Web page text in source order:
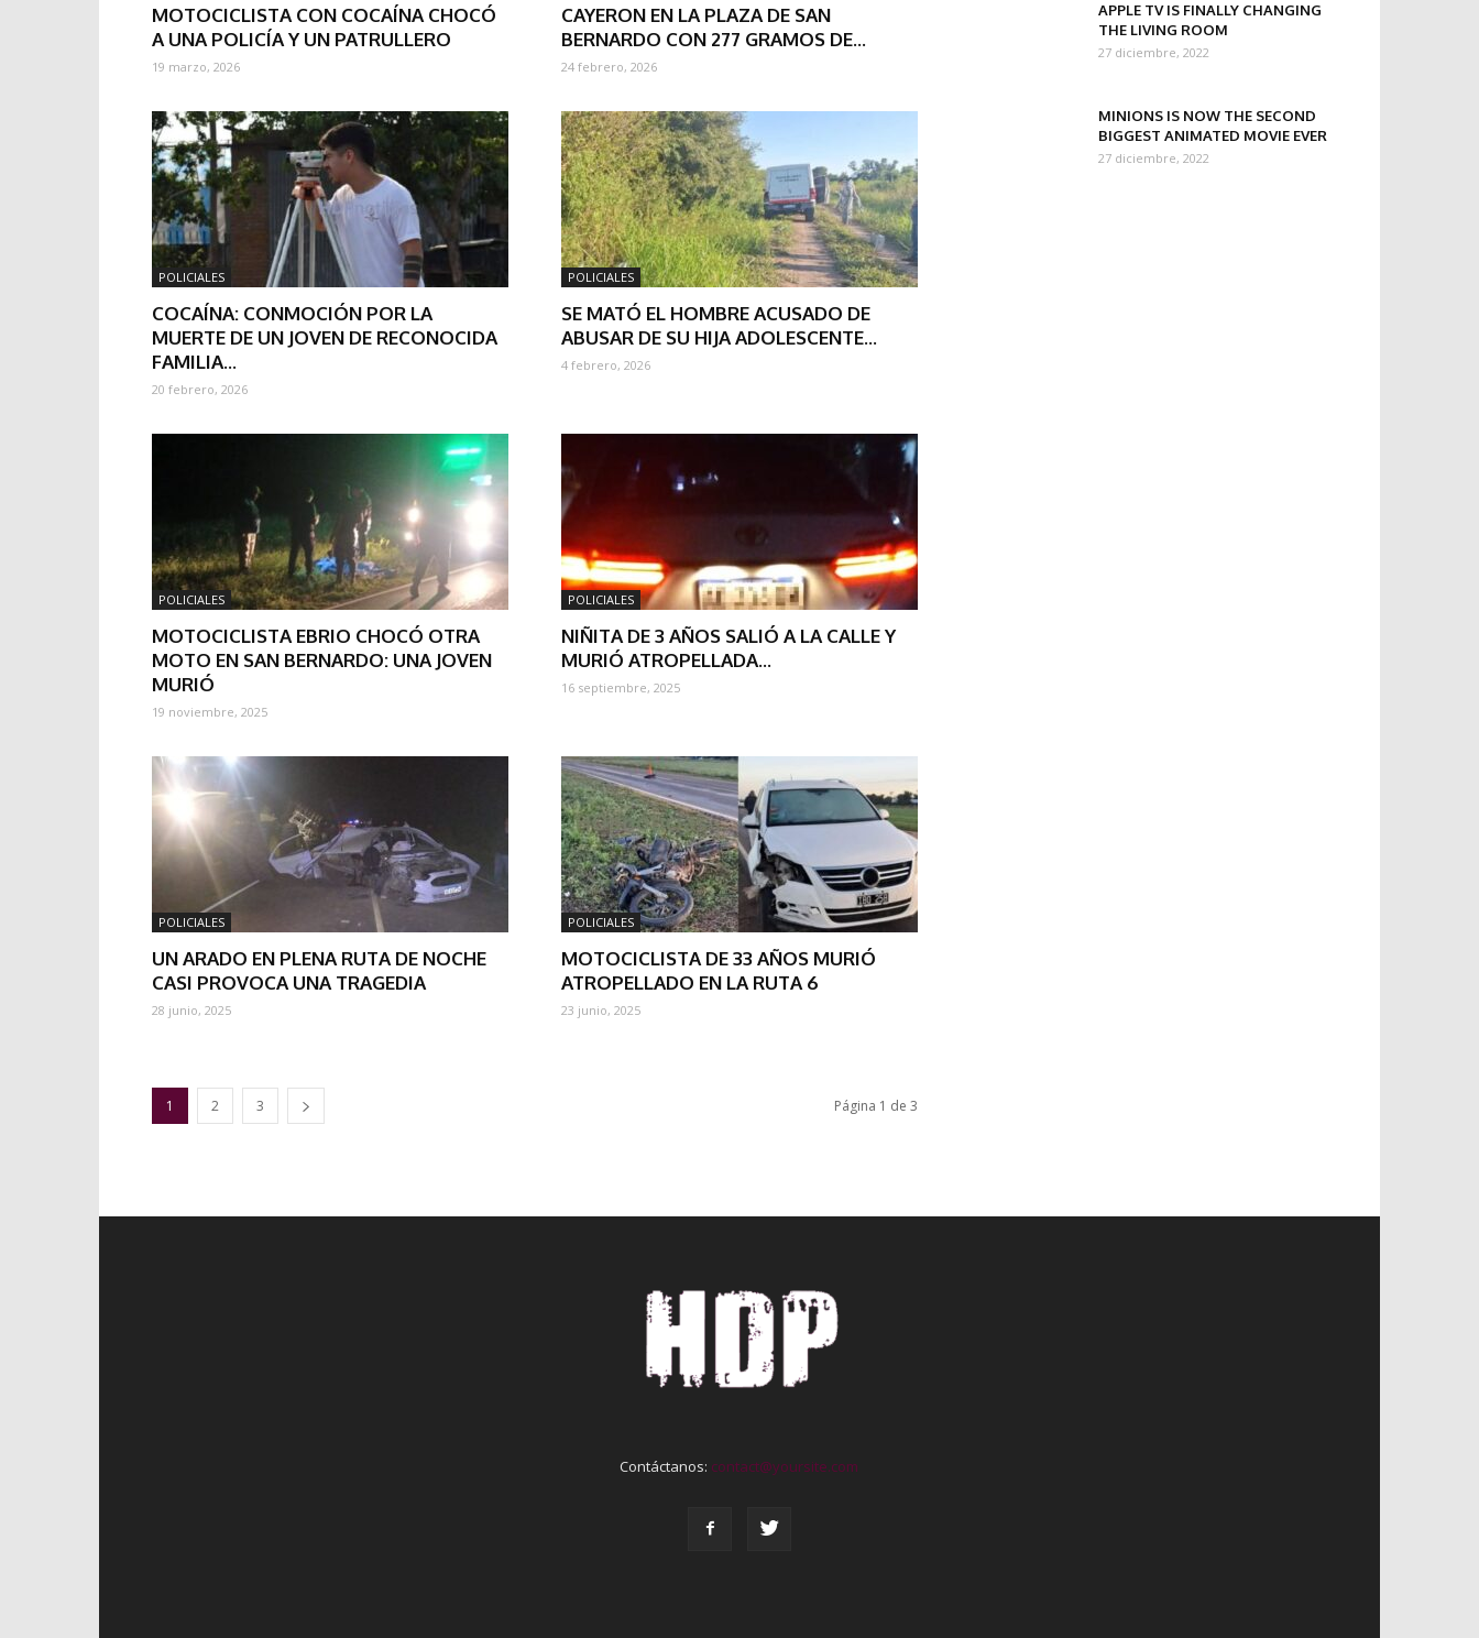
MOTOCICLISTA CON COCAÍNA CHOCÓ
A UNA POLICÍA Y UN PATRULLERO
19 marzo, 2026
CAYERON EN LA PLAZA DE SAN
BERNARDO CON 277 GRAMOS DE...
24 febrero, 2026
POLICIALES
COCAÍNA: CONMOCIÓN POR LA
MUERTE DE UN JOVEN DE RECONOCIDA
FAMILIA...
20 febrero, 2026
POLICIALES
SE MATÓ EL HOMBRE ACUSADO DE
ABUSAR DE SU HIJA ADOLESCENTE...
4 febrero, 2026
POLICIALES
MOTOCICLISTA EBRIO CHOCÓ OTRA
MOTO EN SAN BERNARDO: UNA JOVEN
MURIÓ
19 noviembre, 2025
POLICIALES
NIÑITA DE 3 AÑOS SALIÓ A LA CALLE Y
MURIÓ ATROPELLADA...
16 septiembre, 2025
POLICIALES
UN ARADO EN PLENA RUTA DE NOCHE
CASI PROVOCA UNA TRAGEDIA
28 junio, 2025
POLICIALES
MOTOCICLISTA DE 33 AÑOS MURIÓ
ATROPELLADO EN LA RUTA 6
23 junio, 2025
1 2 3 Página 1 de 3
APPLE TV IS FINALLY CHANGING
THE LIVING ROOM
27 diciembre, 2022
MINIONS IS NOW THE SECOND
BIGGEST ANIMATED MOVIE EVER
27 diciembre, 2022
Contáctanos: contact@yoursite.com